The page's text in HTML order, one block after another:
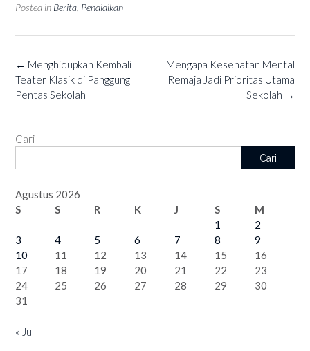
Posted in Berita Pendidikan
Post
navigation
Mengapa Kesehatan Mental
Remaja Jadi Prioritas Utama
Sekolah →
← Menghidupkan Kembali
Teater Klasik di Panggung
Pentas Sekolah
Cari
Cari
Agustus 2026
S
S R K J S
M
1
2
3
4 5 6 7 8
9
10
11 12 13 14 15
16
17
18 19 20 21 22
23
24
25 26 27 28 29
30
31
« Jul